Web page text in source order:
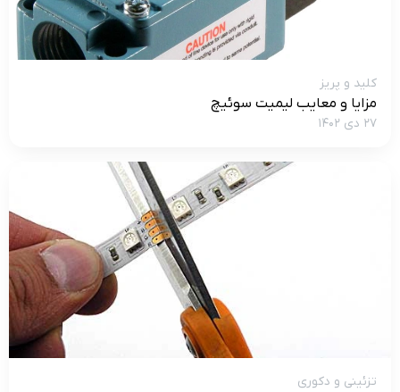
کلید و پریز
مزایا و معایب لیمیت سوئیچ
۲۷ دی ۱۴۰۲
تزئینی و دکوری